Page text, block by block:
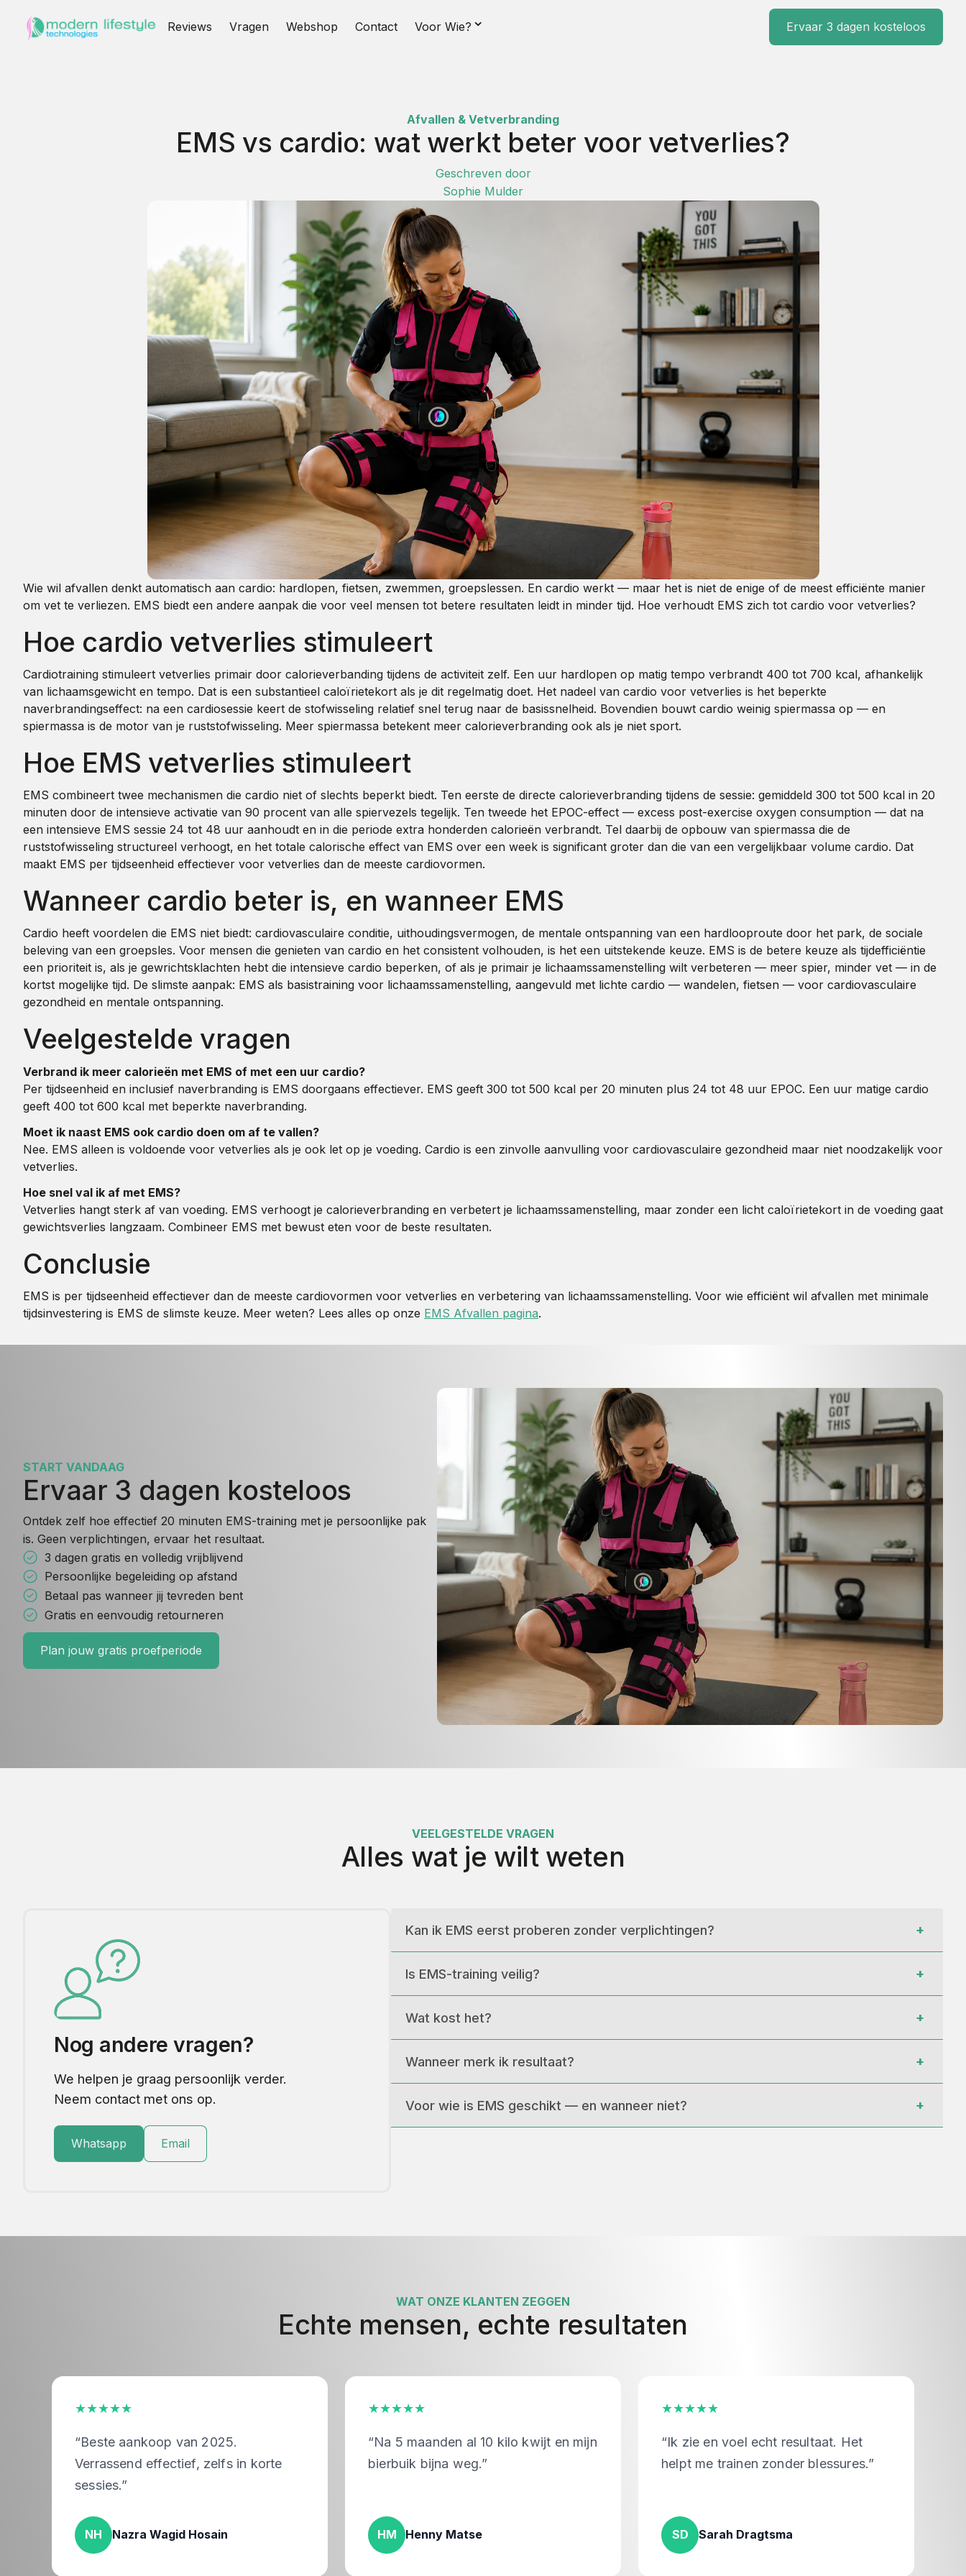
Reviews Vragen Webshop Contact Voor Wie? ⌄ Ervaar 3 dagen kosteloos
Afvallen & Vetverbranding
EMS vs cardio: wat werkt beter voor vetverlies?
Geschreven door
Sophie Mulder
Wie wil afvallen denkt automatisch aan cardio: hardlopen, fietsen, zwemmen, groepslessen. En cardio werkt — maar het is niet de enige of de meest efficiënte manier
om vet te verliezen. EMS biedt een andere aanpak die voor veel mensen tot betere resultaten leidt in minder tijd. Hoe verhoudt EMS zich tot cardio voor vetverlies?
Hoe cardio vetverlies stimuleert
Cardiotraining stimuleert vetverlies primair door calorieverbanding tijdens de activiteit zelf. Een uur hardlopen op matig tempo verbrandt 400 tot 700 kcal, afhankelijk
van lichaamsgewicht en tempo. Dat is een substantieel caloïrietekort als je dit regelmatig doet. Het nadeel van cardio voor vetverlies is het beperkte
naverbrandingseffect: na een cardiosessie keert de stofwisseling relatief snel terug naar de basissnelheid. Bovendien bouwt cardio weinig spiermassa op — en
spiermassa is de motor van je ruststofwisseling. Meer spiermassa betekent meer calorieverbranding ook als je niet sport.
Hoe EMS vetverlies stimuleert
EMS combineert twee mechanismen die cardio niet of slechts beperkt biedt. Ten eerste de directe calorieverbranding tijdens de sessie: gemiddeld 300 tot 500 kcal in 20
minuten door de intensieve activatie van 90 procent van alle spiervezels tegelijk. Ten tweede het EPOC-effect — excess post-exercise oxygen consumption — dat na
een intensieve EMS sessie 24 tot 48 uur aanhoudt en in die periode extra honderden calorieën verbrandt. Tel daarbij de opbouw van spiermassa die de
ruststofwisseling structureel verhoogt, en het totale calorische effect van EMS over een week is significant groter dan die van een vergelijkbaar volume cardio. Dat
maakt EMS per tijdseenheid effectiever voor vetverlies dan de meeste cardiovormen.
Wanneer cardio beter is, en wanneer EMS
Cardio heeft voordelen die EMS niet biedt: cardiovasculaire conditie, uithoudingsvermogen, de mentale ontspanning van een hardlooproute door het park, de sociale
beleving van een groepsles. Voor mensen die genieten van cardio en het consistent volhouden, is het een uitstekende keuze. EMS is de betere keuze als tijdefficiëntie
een prioriteit is, als je gewrichtsklachten hebt die intensieve cardio beperken, of als je primair je lichaamssamenstelling wilt verbeteren — meer spier, minder vet — in de
kortst mogelijke tijd. De slimste aanpak: EMS als basistraining voor lichaamssamenstelling, aangevuld met lichte cardio — wandelen, fietsen — voor cardiovasculaire
gezondheid en mentale ontspanning.
Veelgestelde vragen
Verbrand ik meer calorieën met EMS of met een uur cardio?
Per tijdseenheid en inclusief naverbranding is EMS doorgaans effectiever. EMS geeft 300 tot 500 kcal per 20 minuten plus 24 tot 48 uur EPOC. Een uur matige cardio
geeft 400 tot 600 kcal met beperkte naverbranding.
Moet ik naast EMS ook cardio doen om af te vallen?
Nee. EMS alleen is voldoende voor vetverlies als je ook let op je voeding. Cardio is een zinvolle aanvulling voor cardiovasculaire gezondheid maar niet noodzakelijk voor
vetverlies.
Hoe snel val ik af met EMS?
Vetverlies hangt sterk af van voeding. EMS verhoogt je calorieverbranding en verbetert je lichaamssamenstelling, maar zonder een licht caloïrietekort in de voeding gaat
gewichtsverlies langzaam. Combineer EMS met bewust eten voor de beste resultaten.
Conclusie
EMS is per tijdseenheid effectiever dan de meeste cardiovormen voor vetverlies en verbetering van lichaamssamenstelling. Voor wie efficiënt wil afvallen met minimale
tijdsinvestering is EMS de slimste keuze. Meer weten? Lees alles op onze EMS Afvallen pagina.
START VANDAAG
Ervaar 3 dagen kosteloos
Ontdek zelf hoe effectief 20 minuten EMS-training met je persoonlijke pak
is. Geen verplichtingen, ervaar het resultaat.
3 dagen gratis en volledig vrijblijvend
Persoonlijke begeleiding op afstand
Betaal pas wanneer jij tevreden bent
Gratis en eenvoudig retourneren
Plan jouw gratis proefperiode
VEELGESTELDE VRAGEN
Alles wat je wilt weten
Nog andere vragen?
We helpen je graag persoonlijk verder.
Neem contact met ons op.
Whatsapp Email
Kan ik EMS eerst proberen zonder verplichtingen? +
Is EMS-training veilig? +
Wat kost het? +
Wanneer merk ik resultaat? +
Voor wie is EMS geschikt — en wanneer niet? +
WAT ONZE KLANTEN ZEGGEN
Echte mensen, echte resultaten
★★★★★
“Beste aankoop van 2025.
Verrassend effectief, zelfs in korte
sessies.”
Nazra Wagid Hosain
★★★★★
“Na 5 maanden al 10 kilo kwijt en mijn
bierbuik bijna weg.”
Henny Matse
★★★★★
“Ik zie en voel echt resultaat. Het
helpt me trainen zonder blessures.”
Sarah Dragtsma